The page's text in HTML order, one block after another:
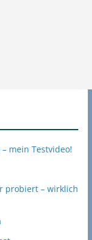
mein Testvideo!
probiert – wirklich